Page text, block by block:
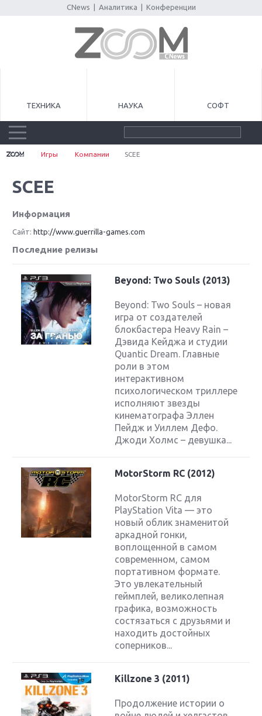
CNews Аналитика Конференции
ТЕХНИКА НАУКА СОФТ
Игры Компании SCEE
SCEE
Информация
Сайт: http://www.guerrilla-games.com
Последние релизы
Beyond: Two Souls (2013)
Beyond: Two Souls – новая
игра от создателей
блокбастера Heavy Rain –
Дэвида Кейджа и студии
Quantic Dream. Главные
роли в этом
интерактивном
психологическом триллере
исполняют звезды
кинематографа Эллен
Пейдж и Уиллем Дефо.
Джоди Холмс – девушка...
MotorStorm RC (2012)
MotorStorm RC для
PlayStation Vita — это
новый облик знаменитой
аркадной гонки,
воплощенной в самом
современном, самом
портативном формате.
Это увлекательный
геймплей, великолепная
графика, возможность
состязаться с друзьями и
находить достойных
соперников...
Killzone 3 (2011)
Продолжение истории о